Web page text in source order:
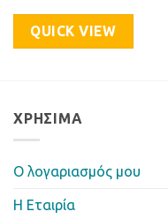
QUICK VIEW
ΧΡΉΣΙΜΑ
Ο λογαριασμός μου
Η Eταιρία